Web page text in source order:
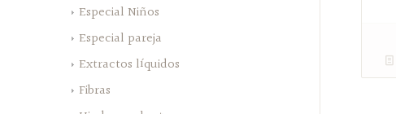
Especial Niños
Especial pareja
Extractos líquidos
Fibras